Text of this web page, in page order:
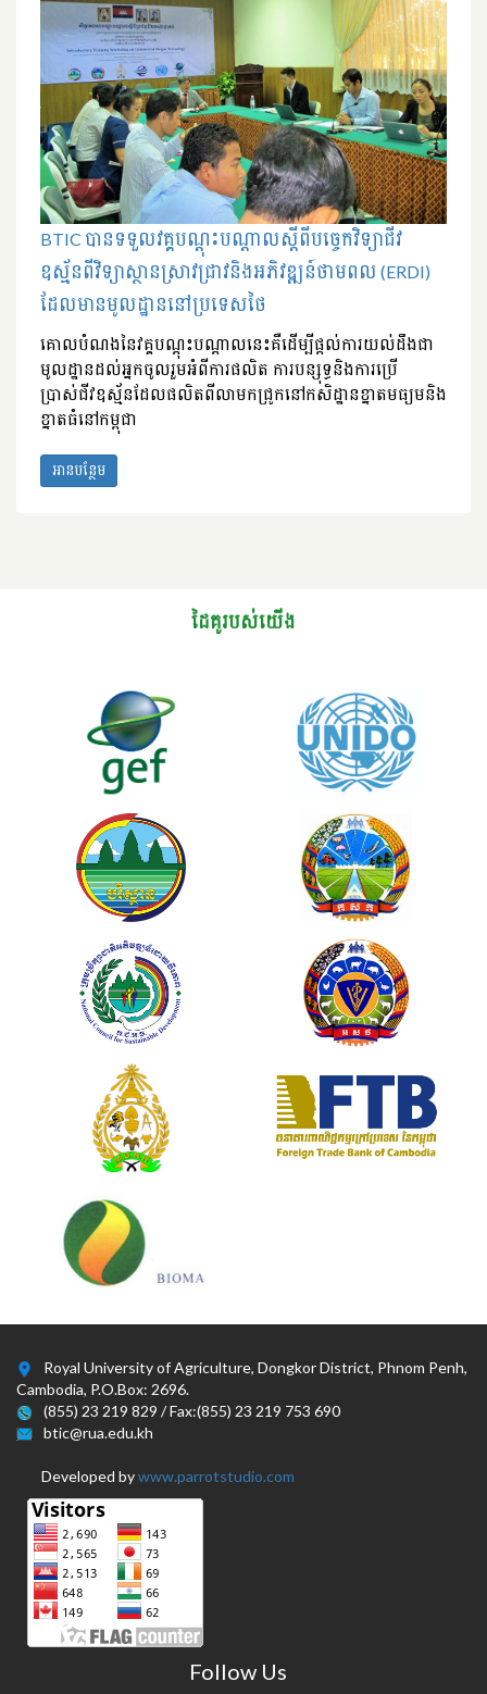
BTIC បានទទួលវគ្គបណ្តុះបណ្តាលស្តីពីបច្ចេកវិទ្យាជីវ
ឧស្ម័នពីវិទ្យាស្ថានស្រាវជ្រាវនិងអភិវឌ្ឍន៍ថាមពល (ERDI)
ដែលមានមូលដ្ឋាននៅប្រទេសថៃ
គោលបំណងនៃវគ្គបណ្តុះបណ្តាលនេះគឺដើម្បីផ្តល់ការយល់ដឹងជា
មូលដ្ឋានដល់អ្នកចូលរួមអំពីការផលិត ការបន្សុទ្ធនិងការប្រើ
ប្រាស់ជីវឧស្ម័នដែលផលិតពីលាមកជ្រូកនៅកសិដ្ឋានខ្នាតមធ្យមនិង
ខ្នាតធំនៅកម្ពុជា
អានបន្ថែម
ដៃគូរបស់យើង
Royal University of Agriculture, Dongkor District, Phnom Penh,
Cambodia, P.O.Box: 2696.
(855) 23 219 829 / Fax:(855) 23 219 753 690
btic@rua.edu.kh
Developed bywww.parrotstudio.com
Follow Us